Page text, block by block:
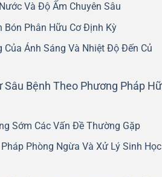
Và Độ Ẩm Chuyên Sâu
Bón Phân Hữu Cơ Định Kỳ
Của Ánh Sáng Và Nhiệt Độ Đến Củ
Sâu Bệnh Theo Phương Pháp
Sớm Các Vấn Đề Thường Gặp
Phòng Ngừa Và Xử Lý Sinh Học